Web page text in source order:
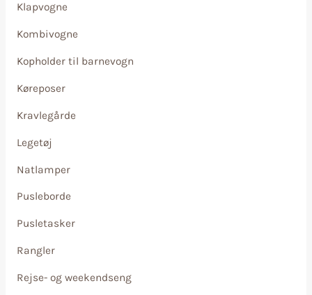
Klapvogne
Kombivogne
Kopholder til barnevogn
Køreposer
Kravlegårde
Legetøj
Natlamper
Pusleborde
Pusletasker
Rangler
Rejse- og weekendseng